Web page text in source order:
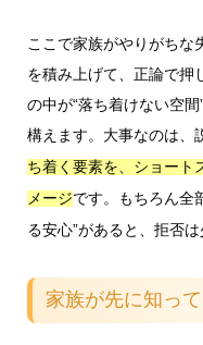
ここで家族がやりがちな
を積み上げて、正論で
の中が“落ち着けない空
構えます。大事なのは、
ち着く要素を、ショート
メージです。もちろん全
る安心”があると、拒否は
家族が先に知っ